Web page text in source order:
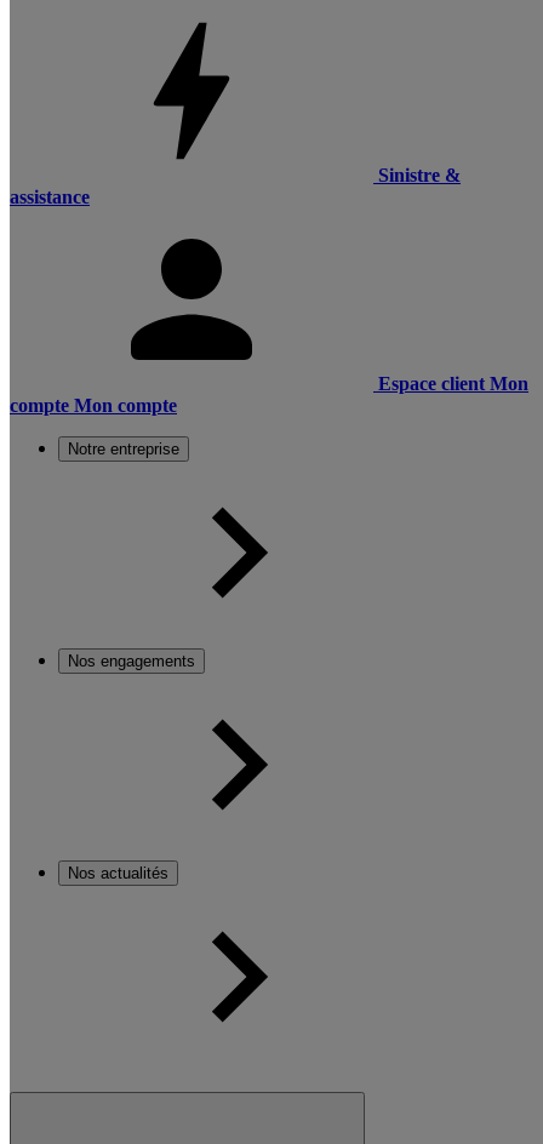
Sinistre &
assistance
Espace client Mon
compte Mon compte
Notre entreprise
Nos engagements
Nos actualités